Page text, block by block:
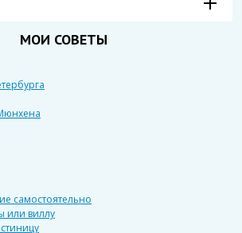
МОИ СОВЕТЫ
самостоятельно
или виллу